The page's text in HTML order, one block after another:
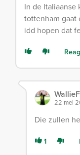
In de Italiaanse
tottenham gaat
idd hopen dat
22 mei
Die zullen
1